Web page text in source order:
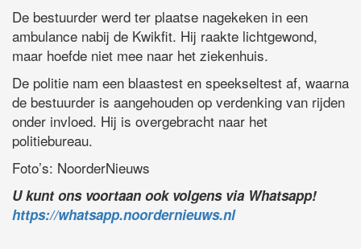
De bestuurder werd ter plaatse nagekeken in een
ambulance nabij de Kwikfit. Hij raakte lichtgewond,
maar hoefde niet mee naar het ziekenhuis.
De politie nam een blaastest en speekseltest af, waarna
de bestuurder is aangehouden op verdenking van rijden
onder invloed. Hij is overgebracht naar het
politiebureau.
Foto’s: NoorderNieuws
U kunt ons voortaan ook volgens via Whatsapp!
https://whatsapp.noordernieuws.nl